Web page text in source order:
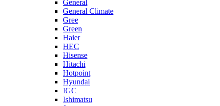
General
General Climate
Gree
Green
Haier
HEC
Hisense
Hitachi
Hotpoint
Hyundai
IGC
Ishimatsu